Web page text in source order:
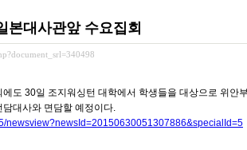
본대사관앞 수요집회
도 30일 조지워싱턴 대학에서 학생들을 대상으로 위안
대사와 면담할 예정이다.
newsview?newsId=20150630051307886&specialId=5